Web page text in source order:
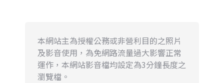
本網站主為授權公務或非營利目的之照片
及影音使用，為免網路流量過大影響正常
運作，本網站影音檔均設定為3分鐘長度之
瀏覽檔。